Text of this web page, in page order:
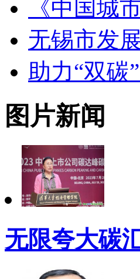
《中国城
无锡市发
助力“双碳
图片新闻
无限夸大碳